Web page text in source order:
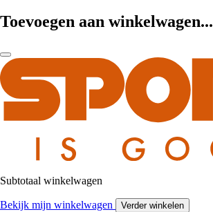
Toevoegen aan winkelwagen...
Subtotaal winkelwagen
Bekijk mijn winkelwagen Verder winkelen